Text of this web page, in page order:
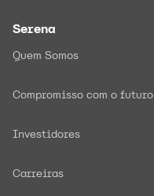
Serena
Quem Somos
Compromisso com o futuro
Investidores
Carreiras